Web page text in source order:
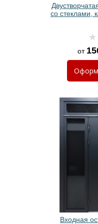
со стеклами,
кнокером,
от
Входная